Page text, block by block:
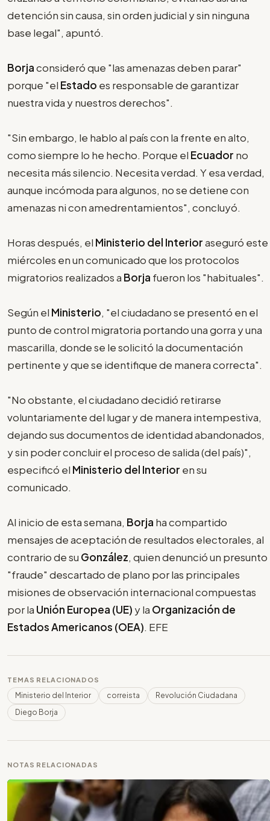
detención sin causa, sin orden judicial y sin ninguna
base legal", apuntó.
Borjaconsideró que "las amenazas deben parar"
porque "el Estado es responsable de garantizar
nuestra vida y nuestros derechos".
"Sin embargo, le hablo al país con la frente en alto,
como siempre lo he hecho. Porque el Ecuador no
necesita más silencio. Necesita verdad. Y esa verdad,
aunque incómoda para algunos, no se detiene con
amenazas ni con amedrentamientos", concluyó.
Horas después, el Ministerio del Interioraseguró este
miércoles en un comunicado que los protocolos
migratorios realizados a Borja fueron los "habituales".
Según el Ministerio, "el ciudadano se presentó en el
punto de control migratoria portando una gorra y una
mascarilla, donde se le solicitó la documentación
pertinente y que se identifique de manera correcta".
"No obstante, el ciudadano decidió retirarse
voluntariamente del lugar y de manera intempestiva,
dejando sus documentos de identidad abandonados,
y sin poder concluir el proceso de salida (del país)",
especificó el Ministerio del Interior en su
comunicado.
Al inicio de esta semana, Borja ha compartido
mensajes de aceptación de resultados electorales, al
contrario de su González, quien denunció un presunto
"fraude" descartado de plano por las principales
misiones de observación internacional compuestas
por la Unión Europea (UE) y la Organización de
Estados Americanos (OEA). EFE
TEMAS RELACIONADOS
Ministerio del Interior correista
Revolución Ciudadana
Diego Borja
NOTAS RELACIONADAS